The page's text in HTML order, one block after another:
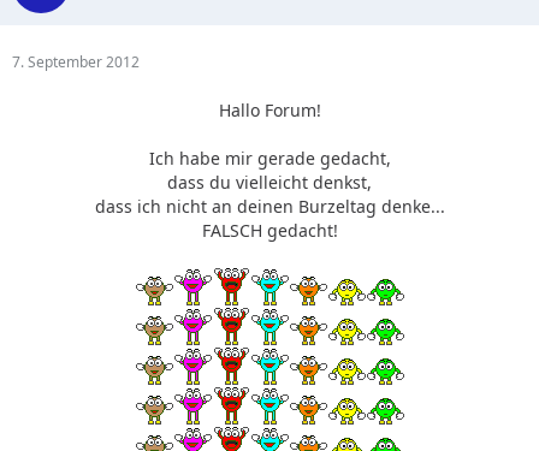
7. September 2012
Hallo Forum!
Ich habe mir gerade gedacht,
dass du vielleicht denkst,
dass ich nicht an deinen Burzeltag denke...
FALSCH gedacht!